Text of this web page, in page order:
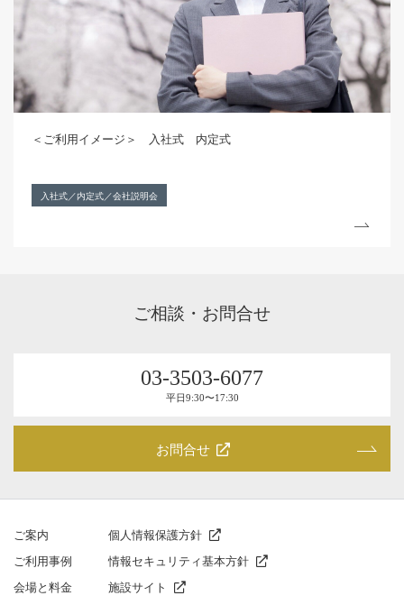
＜ご利用イメージ＞ 入社式 内定式
入社式／内定式／会社説明会
ご相談・お問合せ
03-3503-6077
平⽇9:30〜17:30
お問合せ
ご案内
ご利⽤事例
会場と料⾦
個人情報保護方針
情報セキュリティ基本方針
施設サイト